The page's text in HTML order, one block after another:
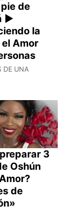
de
►
la
Amor
DE UNA
3
Oshún
de